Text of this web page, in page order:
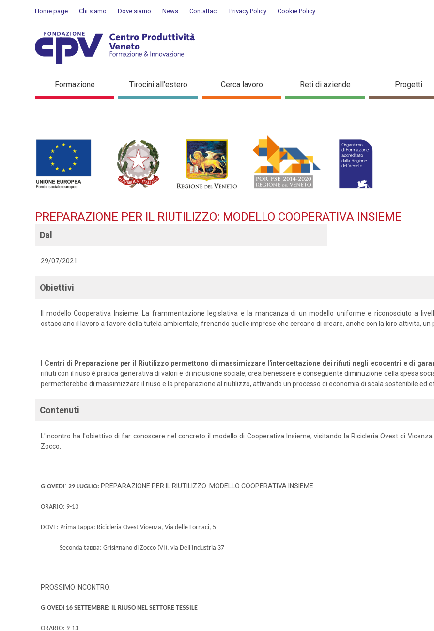
Home page Chi siamo Dove siamo News Contattaci Privacy Policy Cookie Policy
PREPARAZIONE PER IL RIUTILIZZO: MODELLO
Formazione Tirocini all'estero Cerca lavoro Reti di aziende Progetti
PREPARAZIONE PER IL RIUTILIZZO: MODELLO COOPERATIVA INSIEME
Dal
29/07/2021
Obiettivi
Il modello Cooperativa Insieme: La frammentazione legislativa e la mancanza di un modello uniforme e riconosciuto a
ostacolano il lavoro a favore della tutela ambientale, frenando quelle imprese che cercano di creare, anche con la loro attività, un
I Centri di Preparazione per il Riutilizzo permettono di massimizzare l'intercettazione dei rifiuti negli ecocentri e di
rifiuti con il riuso è pratica generativa di valori e di inclusione sociale, crea benessere e conseguente diminuzione della spesa
permetterebbe di massimizzare il riuso e la preparazione al riutilizzo, attivando un processo di economia di scala sostenibile ed
Contenuti
L'incontro ha l'obiettivo di far conoscere nel concreto il modello di Cooperativa Insieme, visitando la Ricicleria Ovest di
Zocco.
GIOVEDI’ 29 LUGLIO: PREPARAZIONE PER IL RIUTILIZZO: MODELLO COOPERATIVA INSIEME
ORARIO: 9-13
DOVE: Prima tappa: Ricicleria Ovest Vicenza, Via delle Fornaci, 5
Seconda tappa: Grisignano di Zocco (VI), via Dell'Industria 37
PROSSIMO INCONTRO:
GIOVEDì 16 SETTEMBRE: IL RIUSO NEL SETTORE TESSILE
ORARIO: 9-13